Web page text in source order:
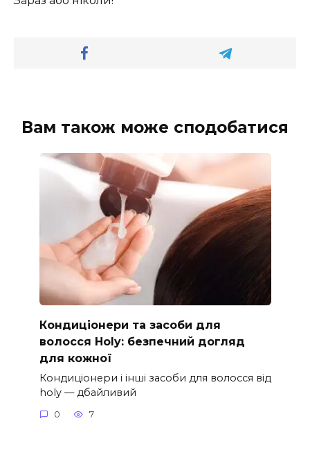
Вам також може сподобатися
Кондиціонери та засоби для
волосся Holy: безпечний догляд
для кожної
Кондиціонери і інші засоби для волосся від
holy — дбайливий
0 7